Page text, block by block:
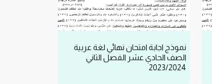
نموذج اجابة امتحان نهائي لغة عربية
الصف الحادي عشر الفصل الثاني
2023/2024